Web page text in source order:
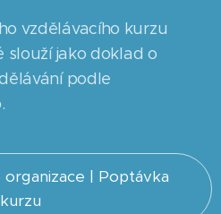
vzdělávacího kurzu
slouží jako doklad o
podle
| Poptávka
kurzu